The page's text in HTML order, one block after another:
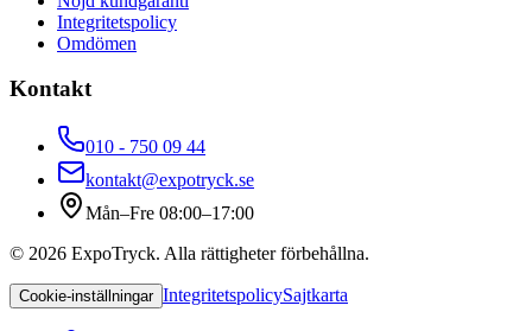
Integritetspolicy
Omdömen
Kontakt
010 - 750 09 44
kontakt@expotryck.se
Mån–Fre 08:00–17:00
© 2026 ExpoTryck. Alla rättigheter förbehållna.
Cookie-inställningar IntegritetspolicySajtkarta